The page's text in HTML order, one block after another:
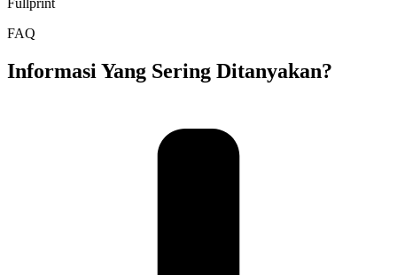
Fullprint
FAQ
Informasi Yang Sering Ditanyakan?